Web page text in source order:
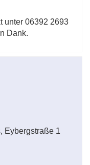
unter 06392 2693
Dank.
Eybergstraße 1